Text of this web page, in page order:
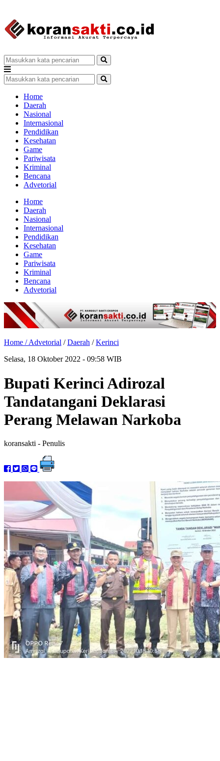
Home
Daerah
Nasional
Internasional
Pendidikan
Kesehatan
Game
Pariwisata
Kriminal
Bencana
Advetorial
Home
Daerah
Nasional
Internasional
Pendidikan
Kesehatan
Game
Pariwisata
Kriminal
Bencana
Advetorial
Home /Advetorial /Daerah /Kerinci
Selasa, 18 Oktober 2022 - 09:58 WIB
Bupati Kerinci Adirozal
Tandatangani Deklarasi
Perang Melawan Narkoba
koransakti - Penulis